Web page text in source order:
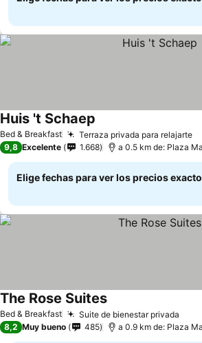
Bed & Breakfast Terraza privada para relajarte
Huis 't Schaep
9,8 Excelente 1.668 a 0.5 km de: Plaza
Elige fechas para ver los precios
Bed & Breakfast Suite de bienestar privada
The Rose SuitesVer precios
8,2 Muy bueno 485 a 0.9 km de: Plaza